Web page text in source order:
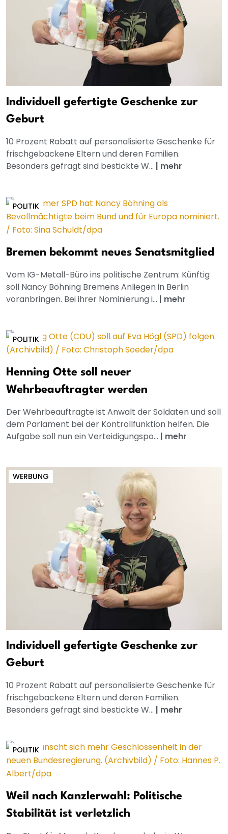
Individuell gefertigte Geschenke zur
Geburt
10 Prozent Rabatt auf personalisierte Geschenke für
frischgebackene Eltern und deren Familien.
Besonders gefragt sind bestickte W... | mehr
POLITIK
Bremen bekommt neues Senatsmitglied
Vom IG-Metall-Büro ins politische Zentrum: Künftig
soll Nancy Böhning Bremens Anliegen in Berlin
voranbringen. Bei ihrer Nominierung i... | mehr
POLITIK
Henning Otte soll neuer
Wehrbeauftragter werden
Der Wehrbeauftragte ist Anwalt der Soldaten und soll
dem Parlament bei der Kontrollfunktion helfen. Die
Aufgabe soll nun ein Verteidigungspo... | mehr
WERBUNG
Individuell gefertigte Geschenke zur
Geburt
10 Prozent Rabatt auf personalisierte Geschenke für
frischgebackene Eltern und deren Familien.
Besonders gefragt sind bestickte W... | mehr
POLITIK
Weil nach Kanzlerwahl: Politische
Stabilität ist verletzlich